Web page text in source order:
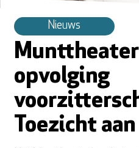
Nieuws
opvolging
Toezicht aan